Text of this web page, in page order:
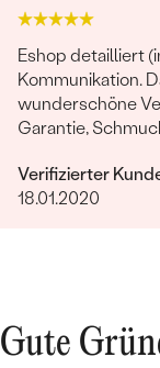
Eshop detailliert
Kommunikation.
wunderschöne
Garantie,
selbst -
Design.
Verifizierter
18.01.2020
Gute